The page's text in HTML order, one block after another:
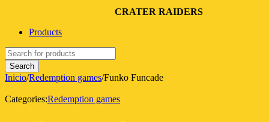
CRATER RAIDERS
Products
Inicio/Redemption games/Funko Funcade
Categories:Redemption games